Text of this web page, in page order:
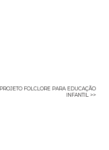
PROJETO FOLCLORE PARA EDUCAÇÃO
INFANTIL >>